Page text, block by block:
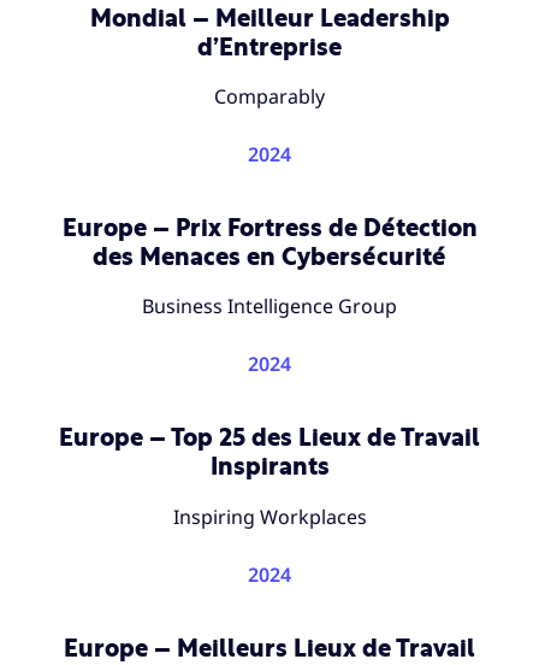
Mondial – Meilleur Leadership
d’Entreprise
Comparably
2024
Europe – Prix Fortress de Détection
des Menaces en Cybersécurité
Business Intelligence Group
2024
Europe – Top 25 des Lieux de Travail
Inspirants
Inspiring Workplaces
2024
Europe – Meilleurs Lieux de Travail